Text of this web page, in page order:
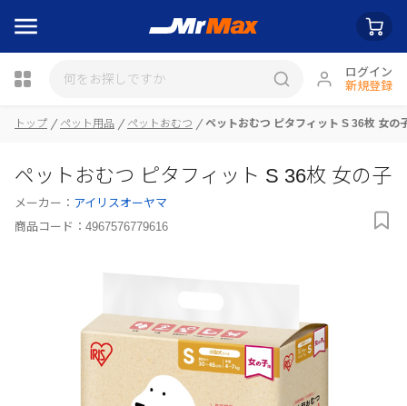
ログイン
新規登録
瓶詰
トップ ペット用品 ペットおむつ ペットおむつ ピタフィット S 36枚 女の
ペットおむつ ピタフィット S 36枚 女の子
メーカー： アイリスオーヤマ
商品コード： 4967576779616